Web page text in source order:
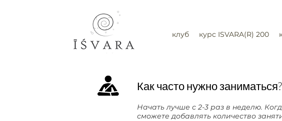
клуб курс ISVARA(R) 200
Как часто нужно заниматься?
Начать лучше с 2-3 раз в неделю.
сможете добавлять количество